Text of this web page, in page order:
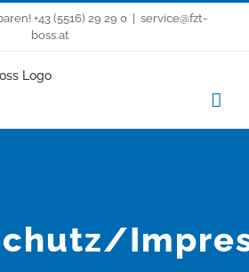
+43 (5516) 29 29 0
service@fzt-
boss.at